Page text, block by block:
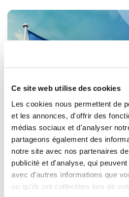
Ce site web utilise des cookies
Les cookies nous permettent de
et les annonces, d'offrir des
médias sociaux et d'analyser
partageons également des
notre site avec nos partenaires
publicité et d'analyse, qui
avec d'autres informations que
ou qu'ils ont collectées lors de
OUVRIR LA PORTE À
MAINTENIR LA
RUSSIE
Renew Europe appelle